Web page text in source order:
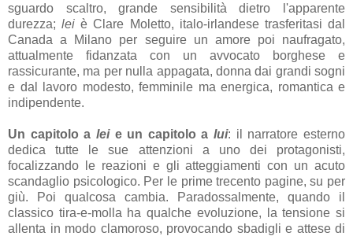
sguardo scaltro, grande sensibilità dietro l'apparente
durezza;leiè Clare Moletto, italo-irlandese trasferitasi dal
Canada a Milano per seguire un amore poi naufragato,
attualmente fidanzata con un avvocato borghese e
rassicurante, ma per nulla appagata, donna dai grandi sogni
e dal lavoro modesto, femminile ma energica, romantica e
indipendente.
Un capitolo a leie un capitolo alui: il narratore esterno
dedica tutte le sue attenzioni a uno dei protagonisti,
focalizzando le reazioni e gli atteggiamenti con un acuto
scandaglio psicologico. Per le prime trecento pagine, su per
giù. Poi qualcosa cambia. Paradossalmente, quando il
classico tira-e-molla ha qualche evoluzione, la tensione si
allenta in modo clamoroso, provocando sbadigli e attese di